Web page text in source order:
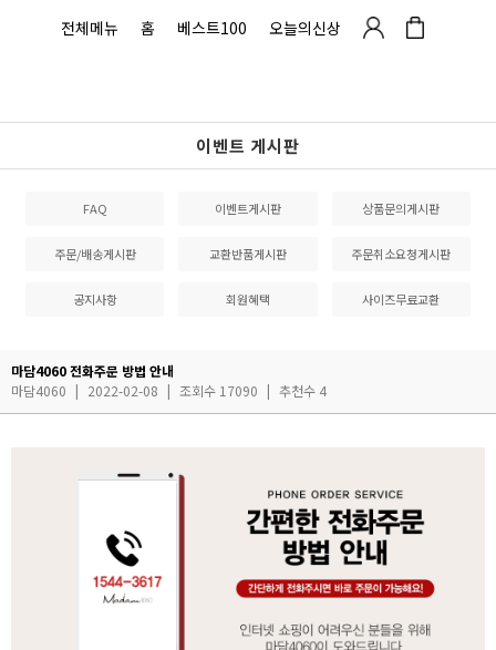
전체메뉴 홈 베스트100 오늘의신상
이벤트 게시판
FAQ 이벤트게시판 상품문의게시판
주문/배송게시판 교환반품게시판 주문취소요청게시판
공지사항 회원혜택 사이즈무료교환
마담4060 전화주문 방법 안내
마담4060 | 2022-02-08 | 조회수 17090 | 추천수 4